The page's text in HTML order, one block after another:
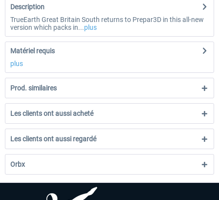
Description
TrueEarth Great Britain South returns to Prepar3D in this all-new
version which packs in...plus
Matériel requis
plus
Prod. similaires
Les clients ont aussi acheté
Les clients ont aussi regardé
Orbx